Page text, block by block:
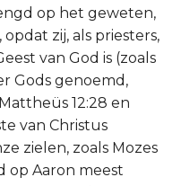
op het geweten,
zij, als priesters,
van God is (zoals
Gods genoemd,
12:28 en
van Christus
zielen, zoals Mozes
op Aaron meest